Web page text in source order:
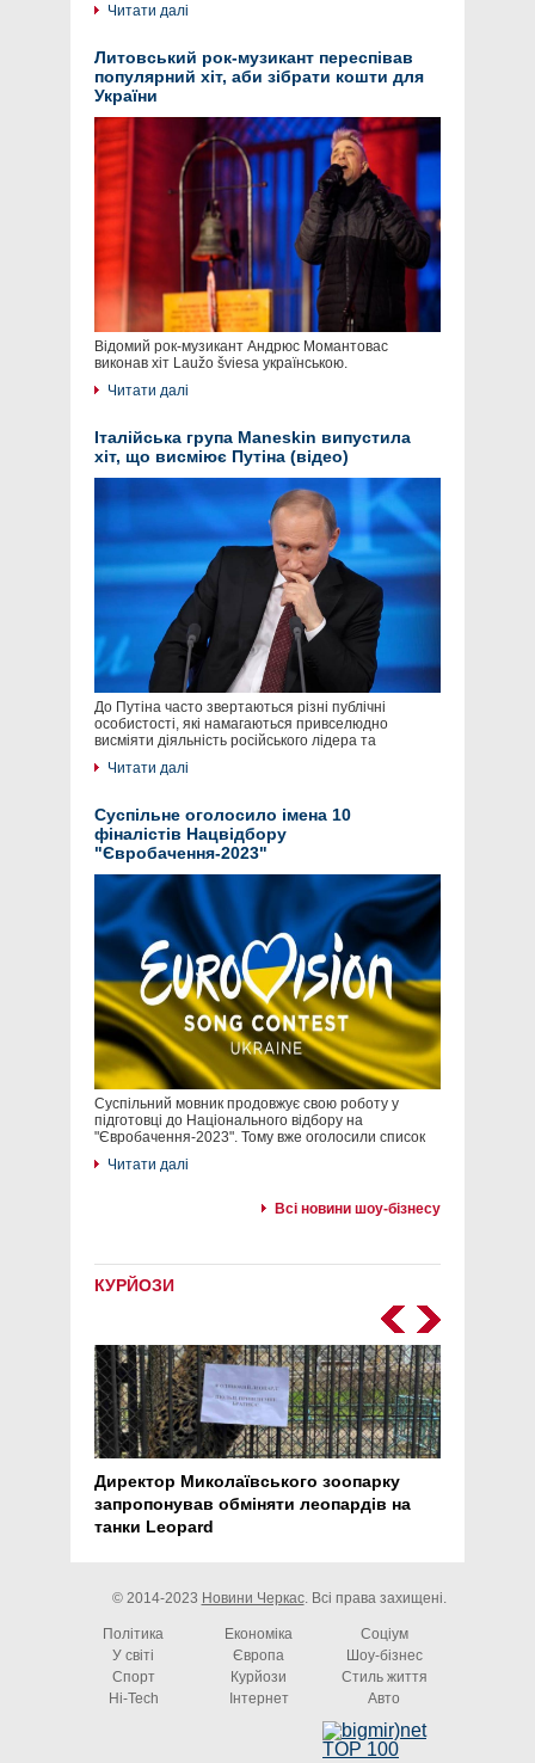
Читати далі
Литовський рок-музикант переспівав
популярний хіт, аби зібрати кошти для
України
Відомий рок-музикант Андрюс Момантовас
виконав хіт Laužo šviesa українською.
Читати далі
Італійська група Maneskin випустила
хіт, що висміює Путіна (відео)
До Путіна часто звертаються різні публічні
особистості, які намагаються привселюдно
висміяти діяльність російського лідера та
Читати далі
Суспільне оголосило імена 10
фіналістів Нацвідбору
"Євробачення-2023"
Суспільний мовник продовжує свою роботу у
підготовці до Національного відбору на
"Євробачення-2023". Тому вже оголосили список
Читати далі
Всі новини шоу-бізнесу
КУРЙОЗИ
Директор Миколаївського зоопарку
запропонував обміняти леопардів на
танки Leopard
© 2014-2023 Новини Черкас. Всі права захищені.
Політика Економіка
Соціум
У світі
Європа
Шоу-бізнес
Спорт
Курйози
Стиль життя
Hi-Tech
Інтернет Авто